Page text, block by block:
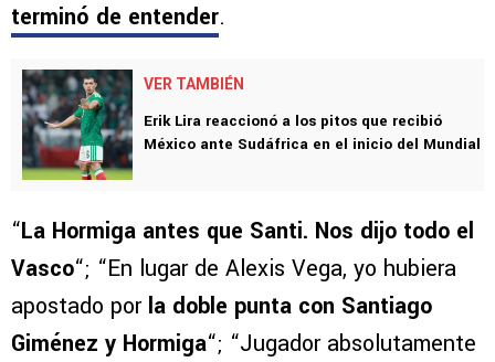
terminó de entender.
VER TAMBIÉN
Erik Lira reaccionó a los pitos que recibió
México ante Sudáfrica en el inicio del Mundial
“La Hormiga antes que Santi. Nos dijo todo el
Vasco“; “En lugar de Alexis Vega, yo hubiera
apostado por la doble punta con Santiago
Giménez y Hormiga“; “Jugador absolutamente